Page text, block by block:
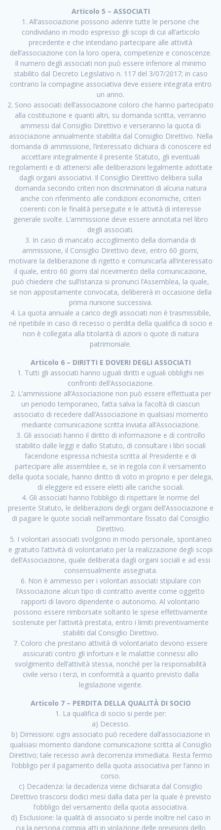
Articolo 5 – ASSOCIATI
1. All’associazione possono aderire tutte le persone che
condividano in modo espresso gli scopi di cui all’articolo
precedente e che intendano partecipare alle attività
dell’associazione con la loro opera, competenze e conoscenze.
Il numero degli associati non può essere inferiore al minimo
stabilito dal Decreto Legislativo n. 117 del 3/07/2017; in caso
contrario la compagine associativa deve essere integrata entro
un anno.
2. Sono associati dell’associazione coloro che hanno partecipato
alla costituzione e quanti altri, su domanda scritta, verranno
ammessi dal Consiglio Direttivo e verseranno la quota di
associazione annualmente stabilita dal Consiglio Direttivo. Nella
domanda di ammissione, l’interessato dichiara di conoscere ed
accettare integralmente il presente Statuto, gli eventuali
regolamenti e di attenersi alle deliberazioni legalmente adottate
dagli organi associativi. Il Consiglio Direttivo delibera sulla
domanda secondo criteri non discriminatori di alcuna natura
anche con riferimento alle condizioni economiche, criteri
coerenti con le finalità perseguite e le attività di interesse
generale svolte. L’ammissione deve essere annotata nel libro
degli associati.
3. In caso di mancato accoglimento della domanda di
ammissione, il Consiglio Direttivo deve, entro 60 giorni,
motivare la deliberazione di rigetto e comunicarla all’interessato
il quale, entro 60 giorni dal ricevimento della comunicazione,
può chiedere che sull’istanza si pronunci l’Assemblea, la quale,
se non appositamente convocata, delibererà in occasione della
prima riunione successiva.
4. La quota annuale a carico degli associati non è trasmissibile,
né ripetibile in caso di recesso o perdita della qualifica di socio e
non è collegata alla titolarità di azioni o quote di natura
patrimoniale.
Articolo 6 – DIRITTI E DOVERI DEGLI ASSOCIATI
1. Tutti gli associati hanno uguali diritti e uguali obblighi nei
confronti dell’Associazione.
2. L’ammissione all’Associazione non può essere effettuata per
un periodo temporaneo, fatta salva la facoltà di ciascun
associato di recedere dall’Associazione in qualsiasi momento
mediante comunicazione scritta inviata all’Associazione.
3. Gli associati hanno il diritto di informazione e di controllo
stabilito dalle leggi e dallo Statuto, di consultare i libri sociali
facendone espressa richiesta scritta al Presidente e di
partecipare alle assemblee e, se in regola con il versamento
della quota sociale, hanno diritto di voto in proprio e per delega,
di eleggere ed essere eletti alle cariche sociali.
4. Gli associati hanno l’obbligo di rispettare le norme del
presente Statuto, le deliberazioni degli organi dell’Associazione e
di pagare le quote sociali nell’ammontare fissato dal Consiglio
Direttivo.
5. I volontari associati svolgono in modo personale, spontaneo
e gratuito l’attività di volontariato per la realizzazione degli scopi
dell’Associazione, quale deliberata dagli organi sociali e ad essi
consensualmente assegnata.
6. Non è ammesso per i volontari associati stipulare con
l’Associazione alcun tipo di contratto avente come oggetto
rapporti di lavoro dipendente o autonomo. Al volontario
possono essere rimborsate soltanto le spese effettivamente
sostenute per l’attività prestata, entro i limiti preventivamente
stabiliti dal Consiglio Direttivo.
7. Coloro che prestano attività di volontariato devono essere
assicurati contro gli infortuni e le malattie connessi allo
svolgimento dell’attività stessa, nonché per la responsabilità
civile verso i terzi, in conformità a quanto previsto dalla
legislazione vigente.
Articolo 7 – PERDITA DELLA QUALITÀ DI SOCIO
1. La qualifica di socio si perde per:
a) Decesso.
b) Dimissioni: ogni associato può recedere dall’associazione in
qualsiasi momento dandone comunicazione scritta al Consiglio
Direttivo; tale recesso avrà decorrenza immediata. Resta fermo
l’obbligo per il pagamento della quota associativa per l’anno in
corso.
c) Decadenza: la decadenza viene dichiarata dal Consiglio
Direttivo trascorsi dodici mesi dalla data per la quale è previsto
l’obbligo del versamento della quota associativa.
d) Esclusione: la qualità di associato si perde inoltre nel caso in
cui la persona compia atti in violazione delle previsioni dello